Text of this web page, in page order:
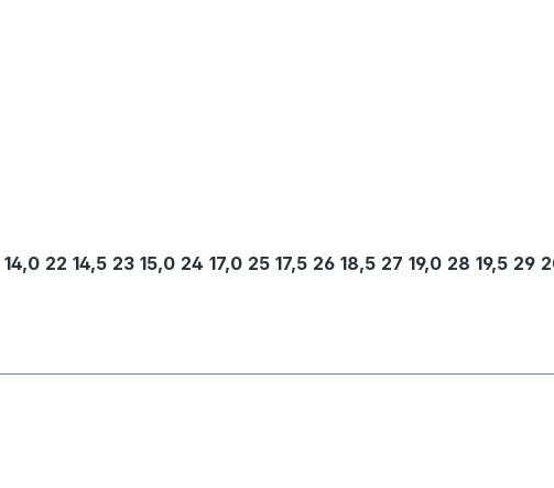
14,0 22 14,5 23 15,0 24 17,0 25 17,5 26 18,5 27 19,0 28 19,5 29